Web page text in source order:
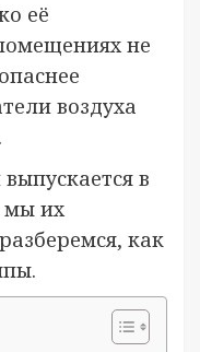
её
не
воздуха
в
мы их
как